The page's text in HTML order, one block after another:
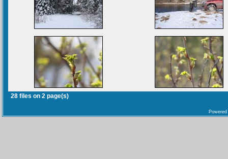
28 files on 2 page(s)